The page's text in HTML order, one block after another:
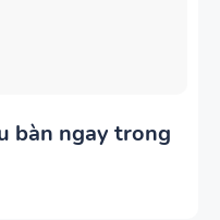
bàn ngay trong